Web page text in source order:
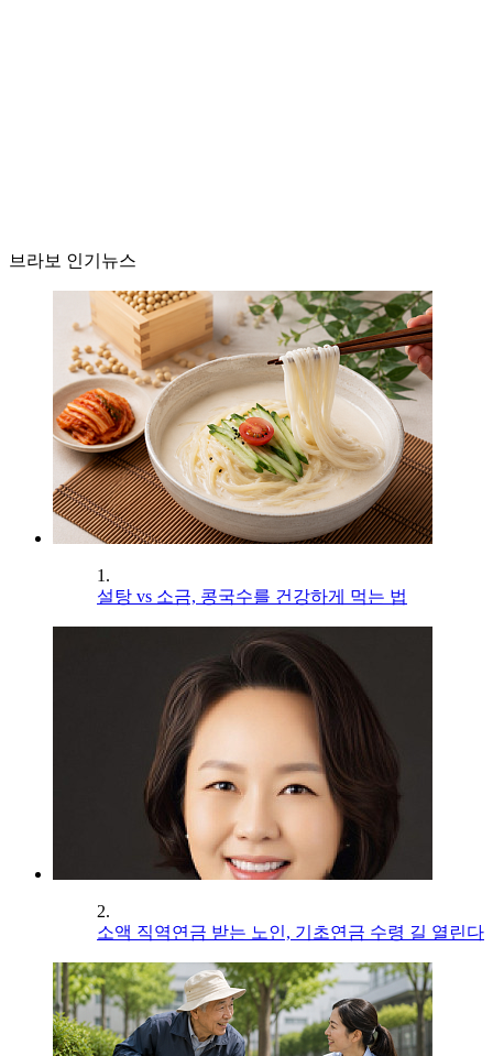
브라보 인기뉴스
1.
설탕 vs 소금, 콩국수를 건강하게 먹는 법
2.
소액 직역연금 받는 노인, 기초연금 수령 길 열린다